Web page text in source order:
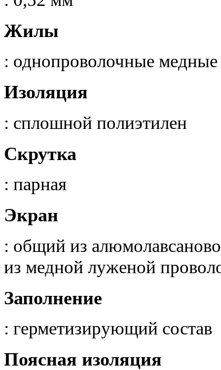
Жилы
: однопроволочные медные
Изоляция
: сплошной полиэтилен
Скрутка
: парная
Экран
: общий из
из медной луженой
Заполнение
: герметизирующий состав
Поясная изоляция